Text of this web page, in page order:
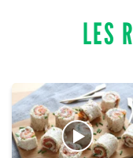
LES